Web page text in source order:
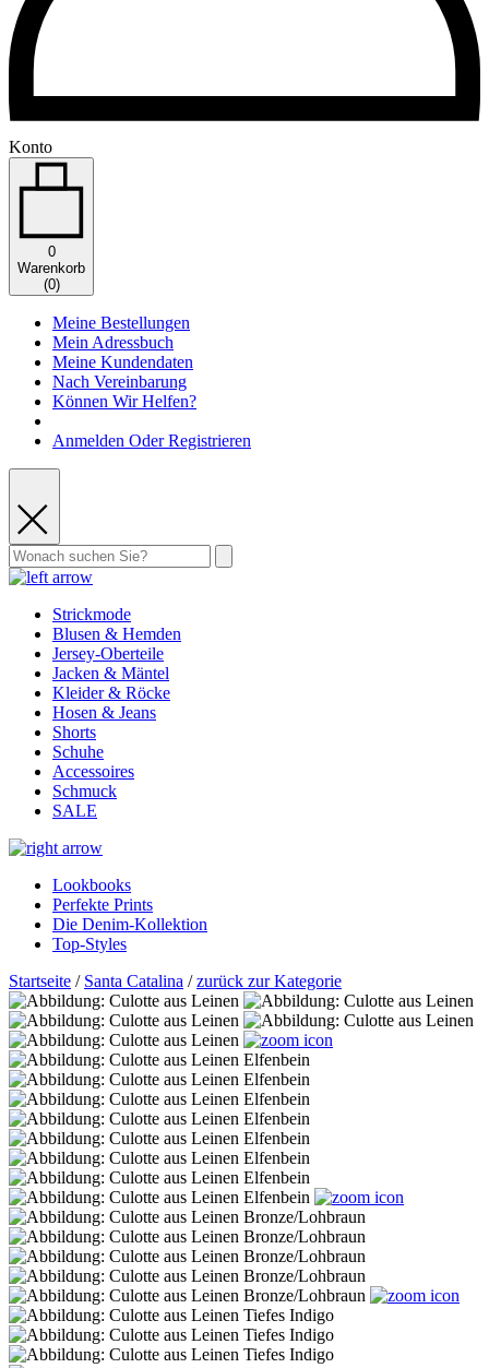
Konto
0
Warenkorb
(0)
Meine Bestellungen
Mein Adressbuch
Meine Kundendaten
Nach Vereinbarung
Können Wir Helfen?
Anmelden Oder Registrieren
Strickmode
Blusen & Hemden
Jersey-Oberteile
Jacken & Mäntel
Kleider & Röcke
Hosen & Jeans
Shorts
Schuhe
Accessoires
Schmuck
SALE
Lookbooks
Perfekte Prints
Die Denim-Kollektion
Top-Styles
Startseite / Santa Catalina /zurück zur Kategorie